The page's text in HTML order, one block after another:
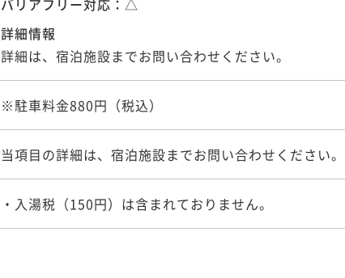
バリアフリー対応： △
詳細情報
詳細は、宿泊施設までお問い合わせください。
※駐車料金880円（税込）
当項目の詳細は、宿泊施設までお問い合わせください。